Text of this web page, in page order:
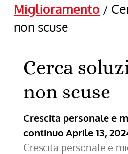
Miglioramento /
non scuse
Cerca
non scuse
Crescita personale e
continuoAprile 13,
Crescita personale e